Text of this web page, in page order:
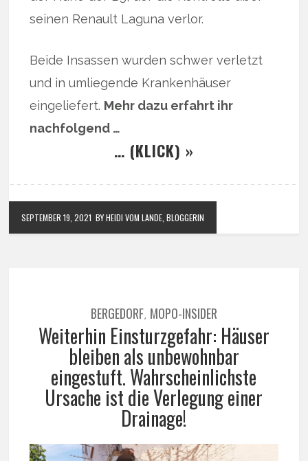
seinen Renault Laguna verlor.
Beide Insassen wurden schwer verletzt
und in umliegende Krankenhäuser
eingeliefert. Mehr dazu erfahrt ihr
nachfolgend …
… (KLICK) »
SEPTEMBER 19, 2021 BY HEIDI VOM LANDE, BLOGGERIN
BERGEDORF, MOPO-INSIDER
Weiterhin Einsturzgefahr: Häuser
bleiben als unbewohnbar
eingestuft. Wahrscheinlichste
Ursache ist die Verlegung einer
Drainage!